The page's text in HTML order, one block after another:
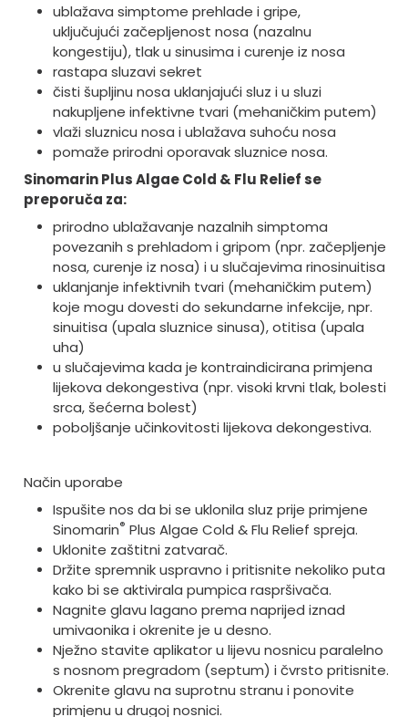
ublažava simptome prehlade i gripe,
uključujući začepljenost nosa (nazalnu
kongestiju), tlak u sinusima i curenje iz nosa
rastapa sluzavi sekret
čisti šupljinu nosa uklanjajući sluz i u sluzi
nakupljene infektivne tvari (mehaničkim putem)
vlaži sluznicu nosa i ublažava suhoću nosa
pomaže prirodni oporavak sluznice nosa.
Sinomarin Plus Algae Cold & Flu Relief se
preporuča za:
prirodno ublažavanje nazalnih simptoma
povezanih s prehladom i gripom (npr. začepljenje
nosa, curenje iz nosa) i u slučajevima rinosinuitisa
uklanjanje infektivnih tvari (mehaničkim putem)
koje mogu dovesti do sekundarne infekcije, npr.
sinuitisa (upala sluznice sinusa), otitisa (upala
uha)
u slučajevima kada je kontraindicirana primjena
lijekova dekongestiva (npr. visoki krvni tlak, bolesti
srca, šećerna bolest)
poboljšanje učinkovitosti lijekova dekongestiva.
Način uporabe
Ispušite nos da bi se uklonila sluz prije primjene
Sinomarin® Plus Algae Cold & Flu Relief spreja.
Uklonite zaštitni zatvarač.
Držite spremnik uspravno i pritisnite nekoliko puta
kako bi se aktivirala pumpica raspršivača.
Nagnite glavu lagano prema naprijed iznad
umivaonika i okrenite je u desno.
Nježno stavite aplikator u lijevu nosnicu paralelno
s nosnom pregradom (septum) i čvrsto pritisnite.
Okrenite glavu na suprotnu stranu i ponovite
primjenu u drugoj nosnici.